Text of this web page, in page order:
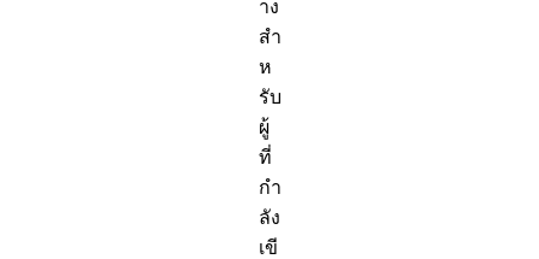
าง
สำ
ห
รับ
ผู้
ที่
กำ
ลัง
เขี